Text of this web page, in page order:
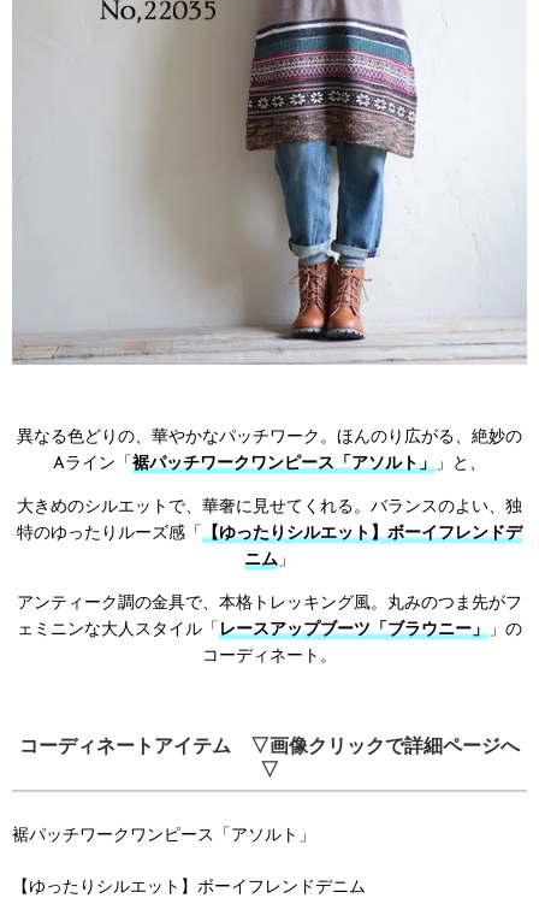
異なる色どりの、華やかなパッチワーク。ほんのり広がる、絶妙の
Aライン「 裾パッチワークワンピース「アソルト」 」と、
大きめのシルエットで、華奢に見せてくれる。バランスのよい、独
特のゆったりルーズ感「 【ゆったりシルエット】ボーイフレンドデ
ニム 」
アンティーク調の金具で、本格トレッキング風。丸みのつま先がフ
ェミニンな大人スタイル「 レースアップブーツ「ブラウニー」 」の
コーディネート。
コーディネートアイテム ▽画像クリックで詳細ページへ
▽
裾パッチワークワンピース「アソルト」
【ゆったりシルエット】ボーイフレンドデニム